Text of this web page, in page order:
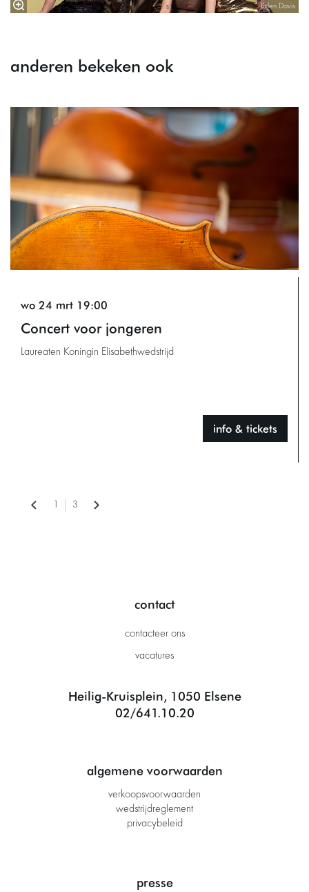
Eden Davis
anderen bekeken ook
Concert voor jongeren
Laureaten Koningin Elisabethwedstrijd
wo 24 mrt 19:00
info & tickets
3
contact
contacteer ons
vacatures
Heilig-Kruisplein, 1050 Elsene
02/641.10.20
algemene voorwaarden
verkoopsvoorwaarden
wedstrijdreglement
privacybeleid
presse